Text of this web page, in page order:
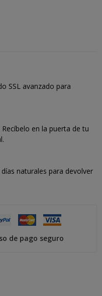
SSL avanzado para
en la puerta de tu
naturales para devolver
de pago seguro